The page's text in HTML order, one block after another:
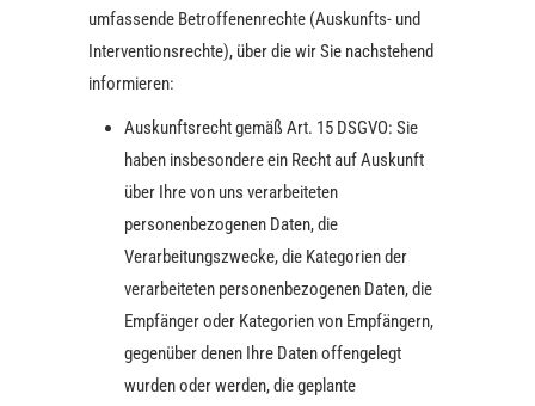
umfassende Betroffenenrechte (Auskunfts- und
Interventionsrechte), über die wir Sie nachstehend
informieren:
Auskunftsrecht gemäß Art. 15 DSGVO: Sie
haben insbesondere ein Recht auf Auskunft
über Ihre von uns verarbeiteten
personenbezogenen Daten, die
Verarbeitungszwecke, die Kategorien der
verarbeiteten personenbezogenen Daten, die
Empfänger oder Kategorien von Empfängern,
gegenüber denen Ihre Daten offengelegt
wurden oder werden, die geplante